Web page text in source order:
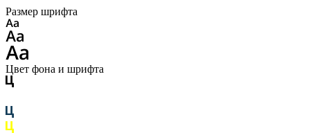
Размер шрифта
Цвет фона и шрифта